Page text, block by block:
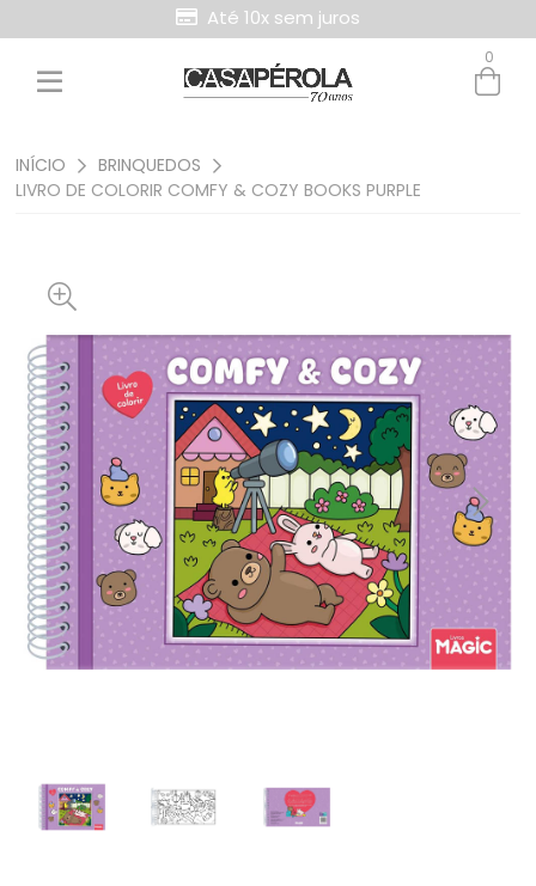
Até 10x sem juros
0
INÍCIO
BRINQUEDOS
LIVRO DE COLORIR COMFY & COZY BOOKS PURPLE